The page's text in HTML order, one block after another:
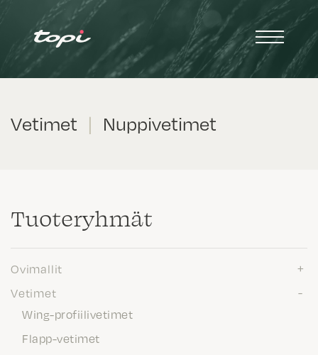
Vetimet | Nuppivetimet
Tuote­ryhmät
Ovimallit
Vetimet
Wing-profiilivetimet
Flapp-vetimet